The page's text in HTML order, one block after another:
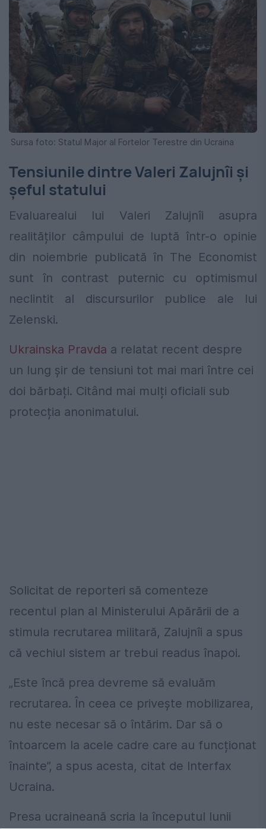
Sursa foto: Statul Major al Fortelor Terestre din Ucraina
Tensiunile dintre Valeri Zalujnîi şi
şeful statului
Evaluarealui lui Valeri Zalujnîi asupra
realităților câmpului de luptă într-o opinie
din noiembrie publicată în The Economist
sunt în contrast puternic cu optimismul
neclintit al discursurilor publice ale lui
Zelenski.
Ukrainska Pravda a relatat recent despre
un lung șir de tensiuni tot mai mari între cei
doi bărbați. Citând mai mulți oficiali sub
protecția anonimatului.
Solicitat de reporteri să comenteze
recentul plan al Ministerului Apărării de a
stimula recrutarea militară, Zalujnîi a spus
că vechiul sistem ar trebui readus înapoi.
„Este încă prea devreme să evaluăm
recrutarea. În ceea ce privește mobilizarea,
nu este necesar să o întărim. Dar să o
întoarcem la acele cadre care au funcționat
înainte”, a spus acesta, citat de Interfax
Ucraina.
Presa ucraineană scria la începutul lunii